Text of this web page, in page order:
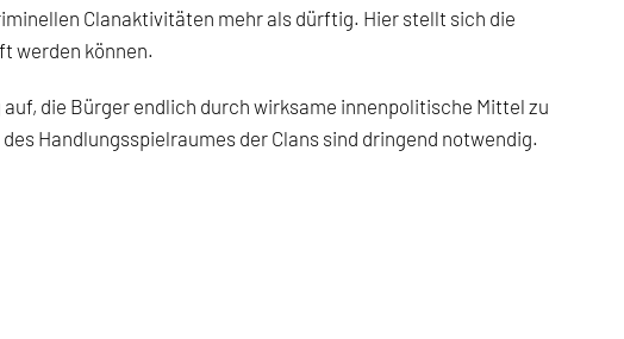
Clanaktivitäten mehr als dürftig. Hier stellt sich die
werden können.
die Bürger endlich durch wirksame innenpolitische Mittel zu
Handlungsspielraumes der Clans sind dringend notwendig.